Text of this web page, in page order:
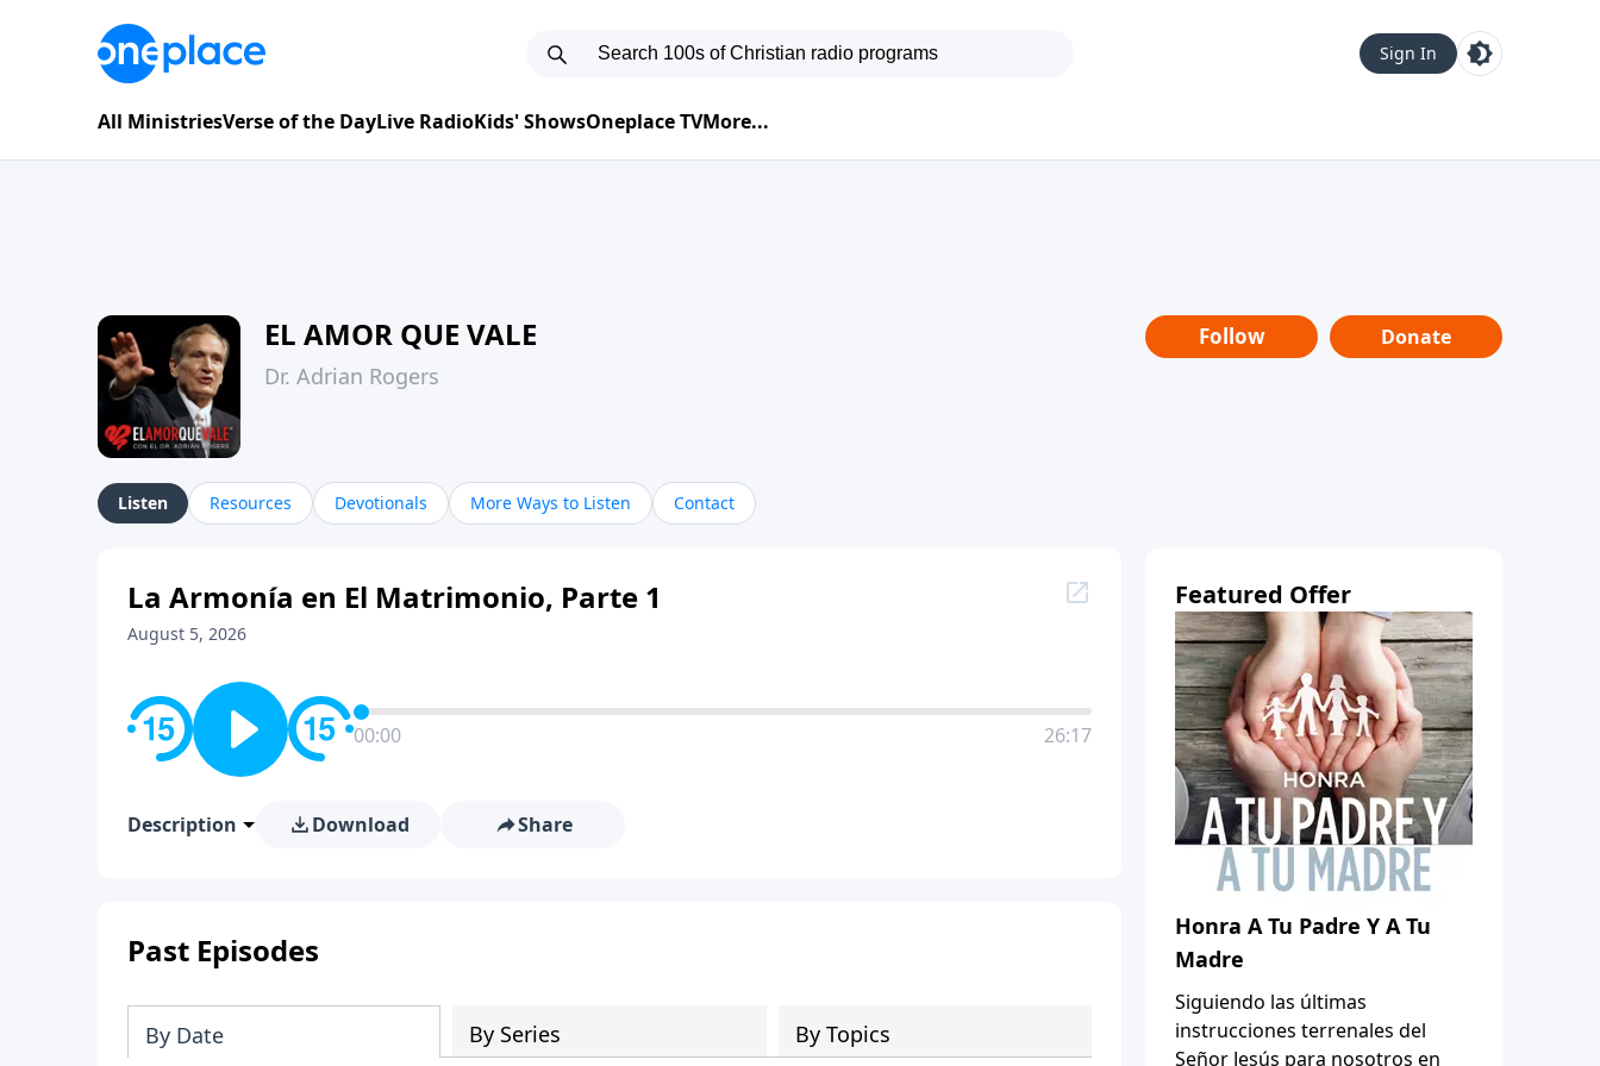
Sign In
All MinistriesVerse of the DayLive RadioKids' ShowsOneplace TVMore...
EL AMOR QUE VALE
Dr. Adrian Rogers
Follow Donate
Listen Resources Devotionals More Ways to Listen Contact
La Armonía en El Matrimonio, Parte 1
August 5, 2026
00:00 26:17
Description Download Share
Past Episodes
By Date By Series By Topics
Featured Offer
Honra A Tu Padre Y A Tu
Madre
Siguiendo las últimas
instrucciones terrenales del
Señor Jesús para nosotros en